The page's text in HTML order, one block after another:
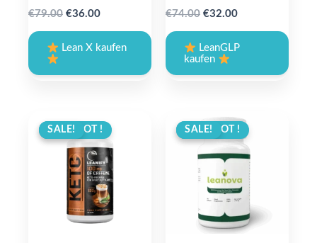
€79.00 Original
€79.00.
€36.00Current
€36.00.
Lean X kaufen
€74.00 Original
€74.00.
€32.00Current
LeanGLP
kaufen
ANGEBOT !
SALE! ANGEBOT !
SALE!